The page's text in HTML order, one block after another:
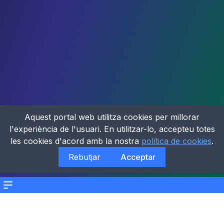
Menu
Aquest portal web utilitza cookies per millorar
l'experiència de l'usuari. En utilitzar-lo, accepteu totes
les cookies d'acord amb la nostra política de cookies.
Rebutjar
Acceptar